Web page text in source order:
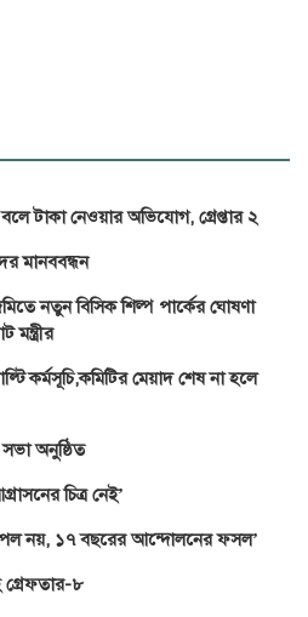
টাকা নেওয়ার অভিযোগ, গ্রেপ্তার ২
মানববন্ধন
নতুন বিসিক শিল্প পার্কের ঘোষণা
মন্ত্রীর
কর্মসূচি,কমিটির মেয়াদ শেষ না হলে
অনুষ্ঠিত
চিত্র নেই’
নয়, ১৭ বছরের আন্দোলনের ফসল’
গ্রেফতার-৮